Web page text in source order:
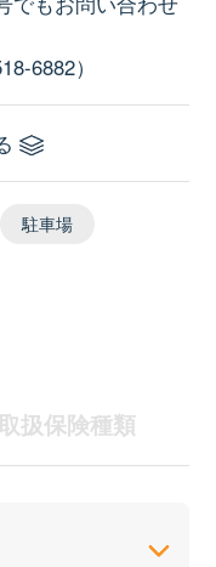
台
6882）
駐車場
取扱保険種類